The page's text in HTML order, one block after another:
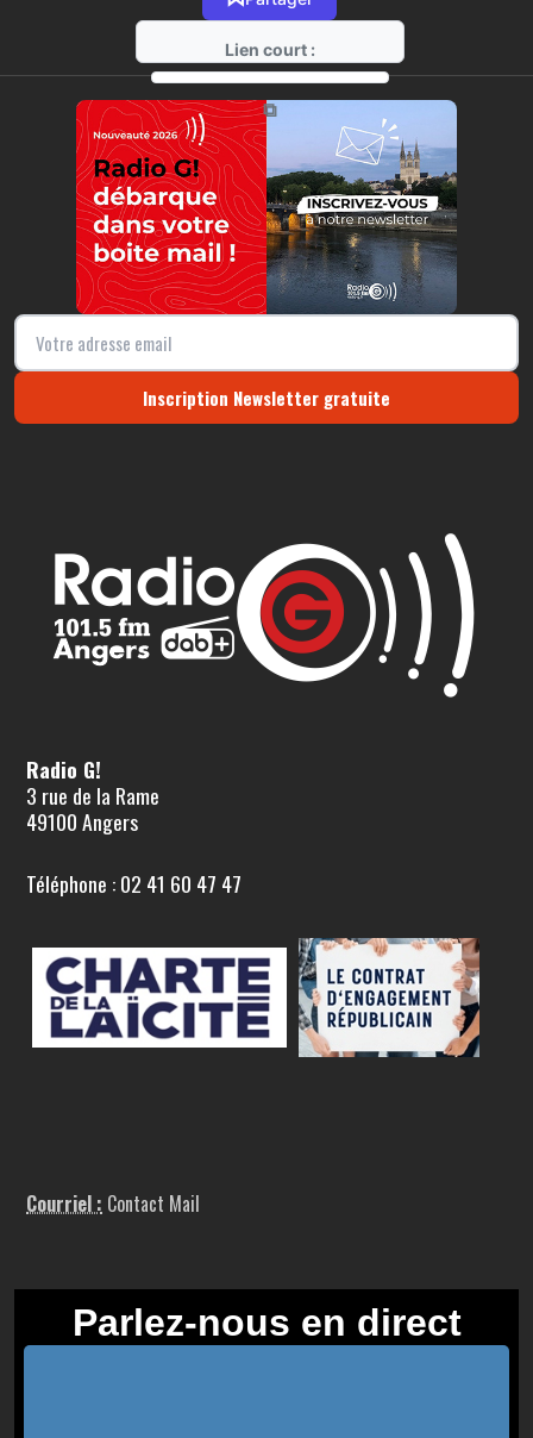
Lien court :
https://radio-g.fr?r145
⧉
Inscription Newsletter gratuite
Radio G!
3 rue de la Rame
49100 Angers
Téléphone : 02 41 60 47 47
Courriel : Contact Mail